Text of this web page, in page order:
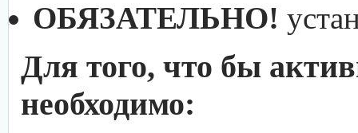
ОБЯЗАТЕЛЬНО!
Для того, что бы
необходимо: